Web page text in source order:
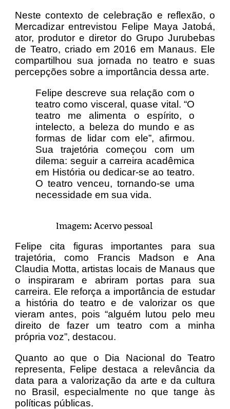
Neste contexto de celebração e reflexão, o
Mercadizar entrevistou Felipe Maya Jatobá,
ator, produtor e diretor do Grupo Jurubebas
de Teatro, criado em 2016 em Manaus. Ele
compartilhou sua jornada no teatro e suas
percepções sobre a importância dessa arte.
Felipe descreve sua relação com o
teatro como visceral, quase vital. “O
teatro me alimenta o espírito, o
intelecto, a beleza do mundo e as
formas de lidar com ele”, afirmou.
Sua trajetória começou com um
dilema: seguir a carreira acadêmica
em História ou dedicar-se ao teatro.
O teatro venceu, tornando-se uma
necessidade em sua vida.
Imagem: Acervo pessoal
Felipe cita figuras importantes para sua
trajetória, como Francis Madson e Ana
Claudia Motta, artistas locais de Manaus que
o inspiraram e abriram portas para sua
carreira. Ele reforça a importância de estudar
a história do teatro e de valorizar os que
vieram antes, pois “alguém lutou pelo meu
direito de fazer um teatro com a minha
própria voz”, destacou.
Quanto ao que o Dia Nacional do Teatro
representa, Felipe destaca a relevância da
data para a valorização da arte e da cultura
no Brasil, especialmente no que tange às
políticas públicas.